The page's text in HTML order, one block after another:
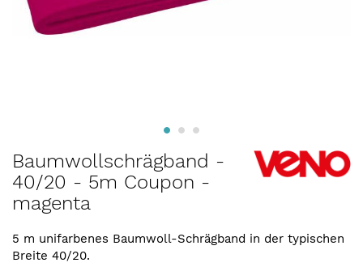
Anfang
der
Bildergalerie
springen
Baumwollschrägband -
40/20 - 5m Coupon -
magenta
5 m unifarbenes Baumwoll-Schrägband in der typischen
Breite 40/20.